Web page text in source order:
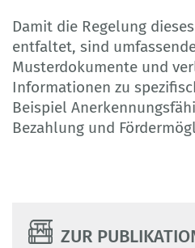
Damit die Regelung
entfaltet, sind
Musterdokumente und
Informationen zu
Beispiel
Bezahlung und
ZUR